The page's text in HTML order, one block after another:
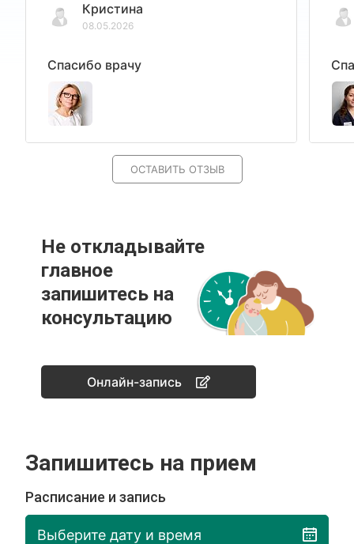
Кристина
08.05.2026
Спасибо врачу
ОСТАВИТЬ ОТЗЫВ
Не откладывайте
главное
запишитесь на
консультацию
Онлайн-запись
Запишитесь на прием
Расписание и запись
Выберите дату и время